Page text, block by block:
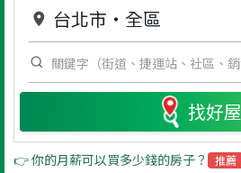
台北市 ・ 全區
找好屋
👉 你的月薪可以買多少錢的房子？ 推薦